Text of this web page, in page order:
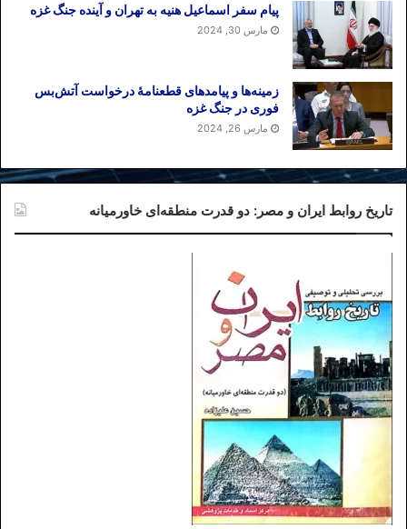
پیام سفر اسماعیل هنیه به تهران و آینده جنگ غزه
مارس 30, 2024
زمینه‌ها و پیامدهای قطعنامهٔ درخواست آتش‌بس
فوری در جنگ غزه
مارس 26, 2024
تاریخ روابط ایران و مصر: دو قدرت منطقه‌ای خاورمیانه